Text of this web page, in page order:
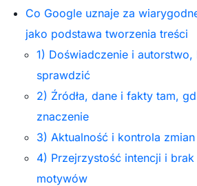
Co Google uznaje za
jako podstawa tworzenia treści
1) Doświadczenie i
sprawdzić
2) Źródła, dane i fakty tam,
znaczenie
3) Aktualność i kontrola zmian
4) Przejrzystość intencji i
motywów